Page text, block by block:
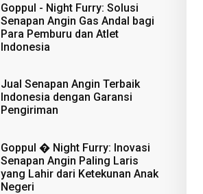
Goppul - Night Furry: Solusi
Senapan Angin Gas Andal bagi
Para Pemburu dan Atlet
Indonesia
Jual Senapan Angin Terbaik
Indonesia dengan Garansi
Pengiriman
Goppul � Night Furry: Inovasi
Senapan Angin Paling Laris
yang Lahir dari Ketekunan Anak
Negeri